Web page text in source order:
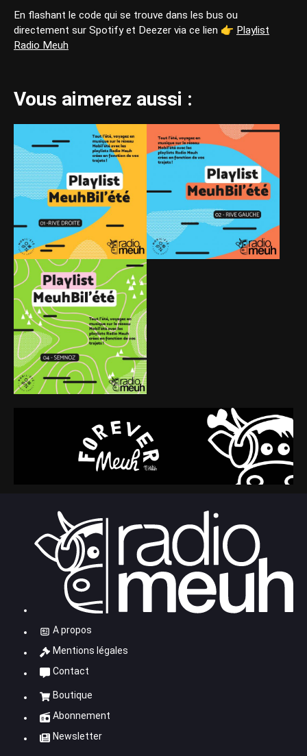
En flashant le code qui se trouve dans les bus ou
directement sur Spotify et Deezer via ce lien 👉 Playlist
Radio Meuh
Vous aimerez aussi :
A propos
Mentions légales
Contact
Boutique
Abonnement
Newsletter